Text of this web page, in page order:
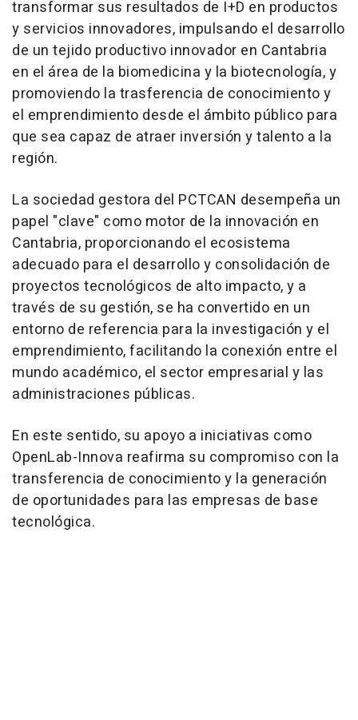
transformar sus resultados de I+D en productos
y servicios innovadores, impulsando el desarrollo
de un tejido productivo innovador en Cantabria
en el área de la biomedicina y la biotecnología, y
promoviendo la trasferencia de conocimiento y
el emprendimiento desde el ámbito público para
que sea capaz de atraer inversión y talento a la
región.
La sociedad gestora del PCTCAN desempeña un
papel "clave" como motor de la innovación en
Cantabria, proporcionando el ecosistema
adecuado para el desarrollo y consolidación de
proyectos tecnológicos de alto impacto, y a
través de su gestión, se ha convertido en un
entorno de referencia para la investigación y el
emprendimiento, facilitando la conexión entre el
mundo académico, el sector empresarial y las
administraciones públicas.
En este sentido, su apoyo a iniciativas como
OpenLab-Innova reafirma su compromiso con la
transferencia de conocimiento y la generación
de oportunidades para las empresas de base
tecnológica.